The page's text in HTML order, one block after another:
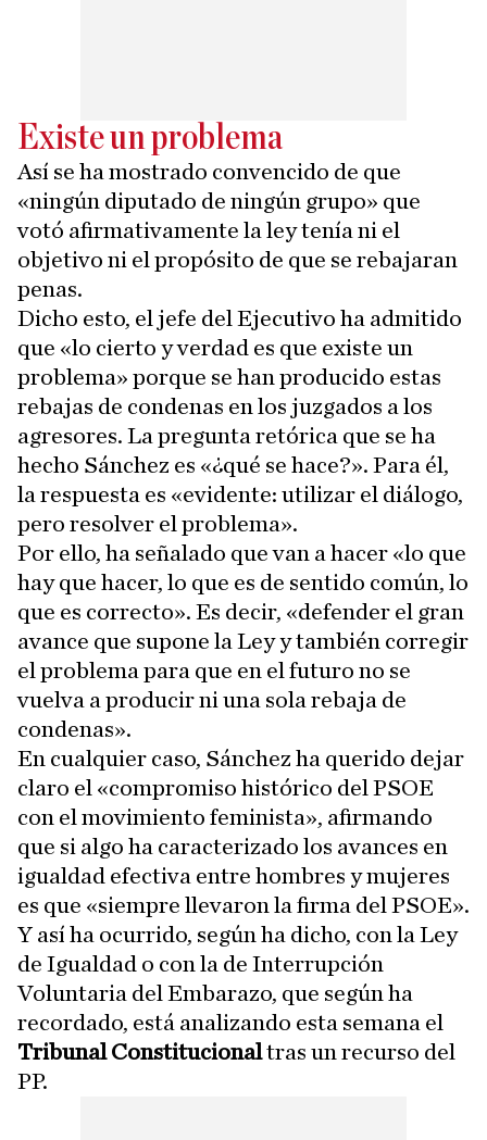
Existe un problema
Así se ha mostrado convencido de que
«ningún diputado de ningún grupo» que
votó afirmativamente la ley tenía ni el
objetivo ni el propósito de que se rebajaran
penas.
Dicho esto, el jefe del Ejecutivo ha admitido
que «lo cierto y verdad es que existe un
problema» porque se han producido estas
rebajas de condenas en los juzgados a los
agresores. La pregunta retórica que se ha
hecho Sánchez es «¿qué se hace?». Para él,
la respuesta es «evidente: utilizar el diálogo,
pero resolver el problema».
Por ello, ha señalado que van a hacer «lo que
hay que hacer, lo que es de sentido común, lo
que es correcto». Es decir, «defender el gran
avance que supone la Ley y también corregir
el problema para que en el futuro no se
vuelva a producir ni una sola rebaja de
condenas».
En cualquier caso, Sánchez ha querido dejar
claro el «compromiso histórico del PSOE
con el movimiento feminista», afirmando
que si algo ha caracterizado los avances en
igualdad efectiva entre hombres y mujeres
es que «siempre llevaron la firma del PSOE».
Y así ha ocurrido, según ha dicho, con la Ley
de Igualdad o con la de Interrupción
Voluntaria del Embarazo, que según ha
recordado, está analizando esta semana el
Tribunal Constitucionaltras un recurso del
PP.